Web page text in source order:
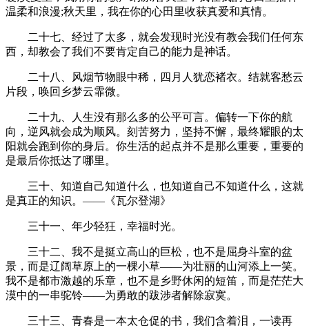
温柔和浪漫;秋天里，我在你的心田里收获真爱和真情。
二十七、经过了太多，就会发现时光没有教会我们任何东
西，却教会了我们不要肯定自己的能力是神话。
二十八、风烟节物眼中稀，四月人犹恋褚衣。结就客愁云
片段，唤回乡梦云霏微。
二十九、人生没有那么多的公平可言。偏转一下你的航
向，逆风就会成为顺风。刻苦努力，坚持不懈，最终耀眼的太
阳就会跑到你的身后。你生活的起点并不是那么重要，重要的
是最后你抵达了哪里。
三十、知道自己知道什么，也知道自己不知道什么，这就
是真正的知识。——《瓦尔登湖》
三十一、年少轻狂，幸福时光。
三十二、我不是挺立高山的巨松，也不是屈身斗室的盆
景，而是辽阔草原上的一棵小草——为壮丽的山河添上一笑。
我不是都市激越的乐章，也不是乡野休闲的短笛，而是茫茫大
漠中的一串驼铃——为勇敢的跋涉者解除寂寞。
三十三、青春是一本太仓促的书，我们含着泪，一读再